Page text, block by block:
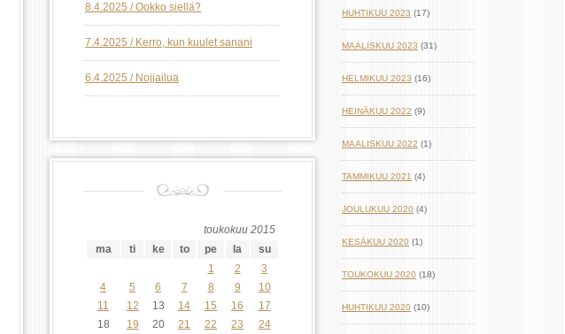
8.4.2025 / Ookko siellä?
7.4.2025 / Kerro, kun kuulet sanani
6.4.2025 / Nojjailua
toukokuu 2015
ma
ti ke to pe la su
1 2
3
4
5 6 7 8 9
10
11
12 13 14 15 16
17
18
19 20 21 22 23
24
HUHTIKUU 2023 (17)
MAALISKUU 2023 (31)
HELMIKUU 2023 (16)
HEINÄKUU 2022 (9)
MAALISKUU 2022 (1)
TAMMIKUU 2021 (4)
JOULUKUU 2020 (4)
KESÄKUU 2020 (1)
TOUKOKUU 2020 (18)
HUHTIKUU 2020 (10)